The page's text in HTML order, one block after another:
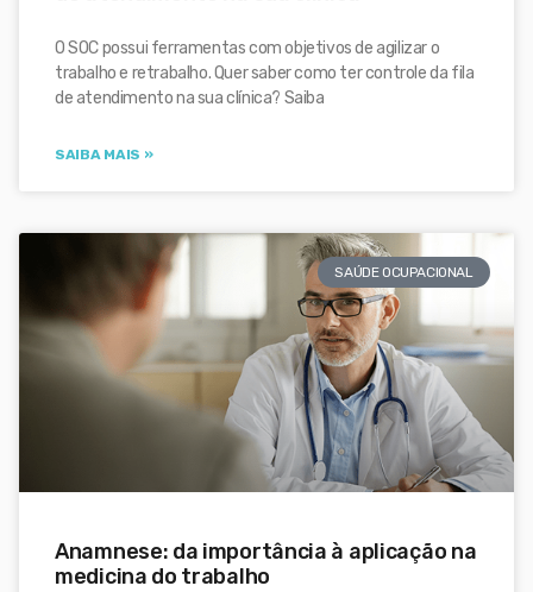
O SOC possui ferramentas com objetivos de agilizar o
trabalho e retrabalho. Quer saber como ter controle da fila
de atendimento na sua clínica? Saiba
SAIBA MAIS »
SAÚDE OCUPACIONAL
Anamnese: da importância à aplicação na
medicina do trabalho